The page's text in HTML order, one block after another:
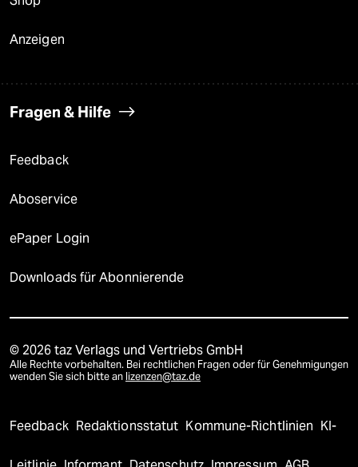
Anzeigen
Fragen & Hilfe
Feedback
Aboservice
ePaper Login
Downloads für Abonnierende
© 2026 taz Verlags und Vertriebs GmbH
Alle Rechte vorbehalten. Bei rechtlichen Fragen oder für Genehmigungen
wenden Sie sich bitte an lizenzen@taz.de
Feedback Redaktionsstatut Kommune-Richtlinien KI-